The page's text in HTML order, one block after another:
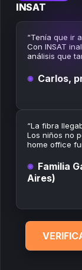
INSAT
“Tenía que ir
Con INSAT
análisis que
Carlos,
“La fibra
Los niños no
home office
Familia
Aires)